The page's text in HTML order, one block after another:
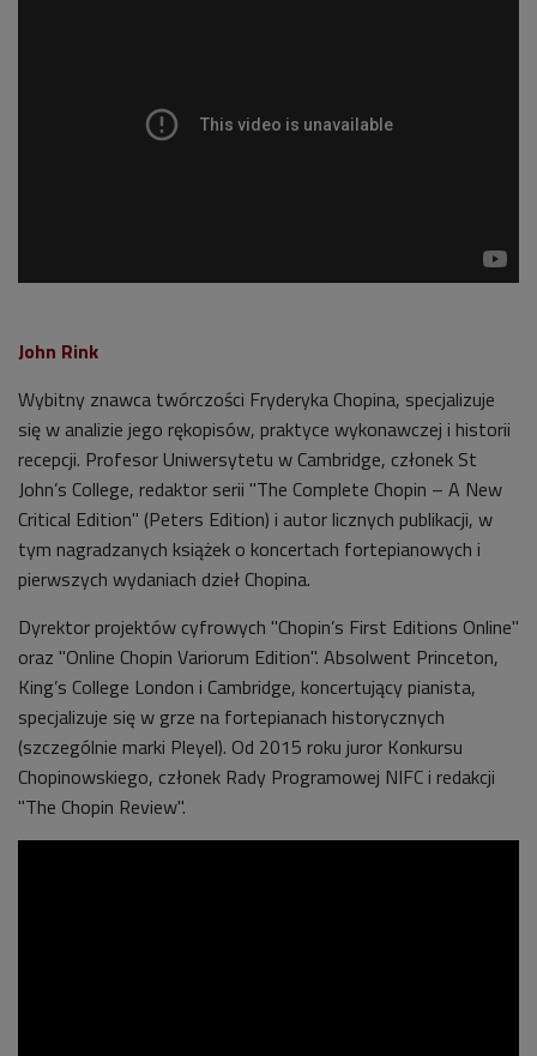
John Rink
Wybitny znawca twórczości Fryderyka Chopina, specjalizuje
się w analizie jego rękopisów, praktyce wykonawczej i historii
recepcji. Profesor Uniwersytetu w Cambridge, członek St
John’s College, redaktor serii "The Complete Chopin – A New
Critical Edition" (Peters Edition) i autor licznych publikacji, w
tym nagradzanych książek o koncertach fortepianowych i
pierwszych wydaniach dzieł Chopina.
Dyrektor projektów cyfrowych "Chopin’s First Editions Online"
oraz "Online Chopin Variorum Edition". Absolwent Princeton,
King’s College London i Cambridge, koncertujący pianista,
specjalizuje się w grze na fortepianach historycznych
(szczególnie marki Pleyel). Od 2015 roku juror Konkursu
Chopinowskiego, członek Rady Programowej NIFC i redakcji
"The Chopin Review".